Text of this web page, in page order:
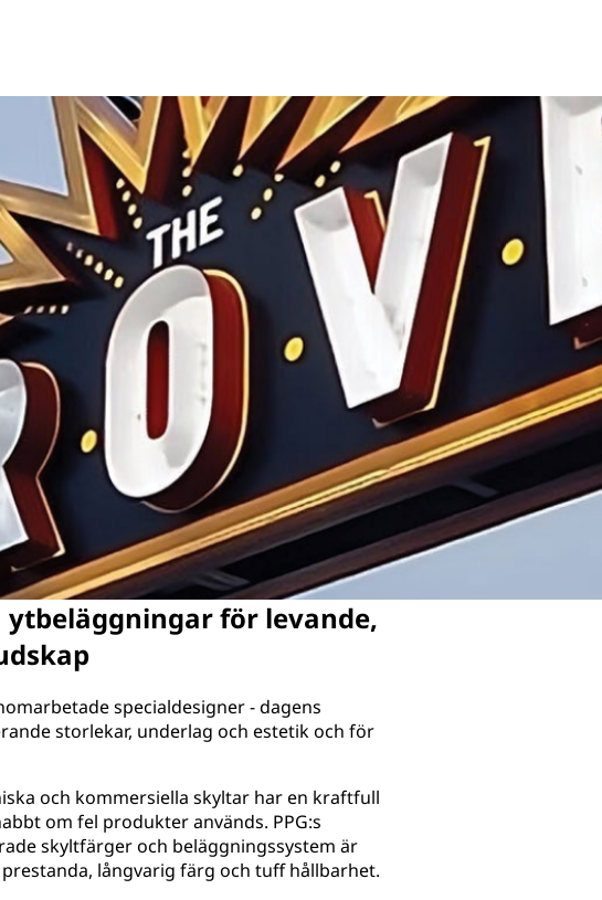
för levande,
specialdesigner - dagens
storlekar, underlag och estetik och för
och kommersiella skyltar har en kraftfull
om fel produkter används. PPG:s
skyltfärger och beläggningssystem är
långvarig färg och tuff hållbarhet.